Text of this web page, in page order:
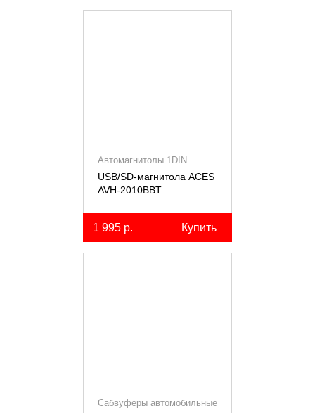
Автомагнитолы 1DIN
USB/SD-магнитола ACES
AVH-2010BBT
1 995 р. Купить
Сабвуферы автомобильные